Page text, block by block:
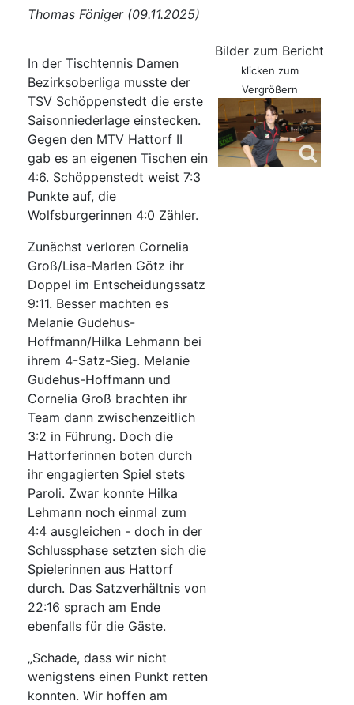
Thomas Föniger (09.11.2025)
In der Tischtennis Damen
Bezirksoberliga musste der
TSV Schöppenstedt die erste
Saisonniederlage einstecken.
Gegen den MTV Hattorf II
gab es an eigenen Tischen ein
4:6. Schöppenstedt weist 7:3
Punkte auf, die
Wolfsburgerinnen 4:0 Zähler.
Zunächst verloren Cornelia
Groß/Lisa-Marlen Götz ihr
Doppel im Entscheidungssatz
9:11. Besser machten es
Melanie Gudehus-
Hoffmann/Hilka Lehmann bei
ihrem 4-Satz-Sieg. Melanie
Gudehus-Hoffmann und
Cornelia Groß brachten ihr
Team dann zwischenzeitlich
3:2 in Führung. Doch die
Hattorferinnen boten durch
ihr engagierten Spiel stets
Paroli. Zwar konnte Hilka
Lehmann noch einmal zum
4:4 ausgleichen - doch in der
Schlussphase setzten sich die
Spielerinnen aus Hattorf
durch. Das Satzverhältnis von
22:16 sprach am Ende
ebenfalls für die Gäste.
„Schade, dass wir nicht
wenigstens einen Punkt retten
konnten. Wir hoffen am
Bilder zum Bericht
klicken zum
Vergrößern